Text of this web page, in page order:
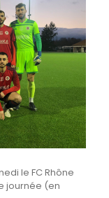
le FC Rhône
journée (en